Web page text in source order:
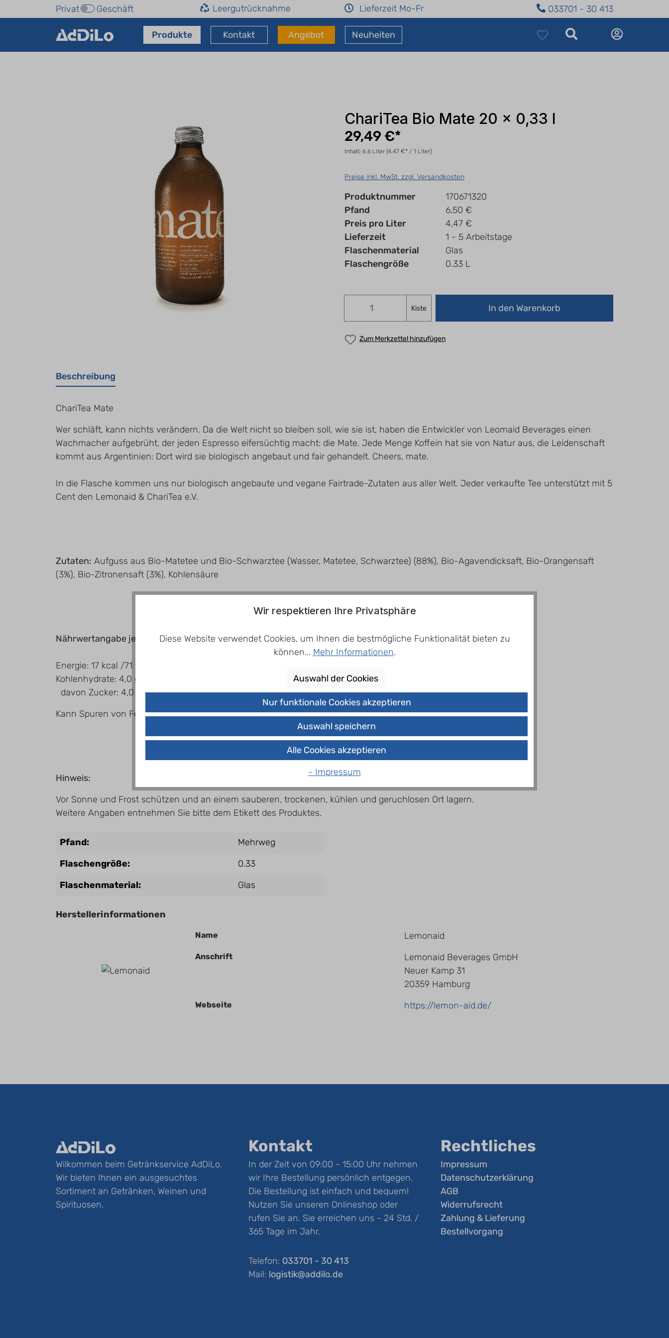
Privat Geschäft Leergutrücknahme Lieferzeit Mo-Fr 033701 - 30 413
Produkte Kontakt Angebot Neuheiten
ChariTea Bio Mate 20 x 0,33 l
29,49 €*
Inhalt: 6.6 Liter (4,47 €* / 1 Liter)
Preise inkl. MwSt. zzgl. Versandkosten
Produktnummer
170671320
Pfand
6,50 €
Preis pro Liter
4,47 €
Lieferzeit
1 - 5 Arbeitstage
Flaschenmaterial
Glas
Flaschengröße
0.33 L
Kiste In den Warenkorb
Zum Merkzettel hinzufügen
Beschreibung
ChariTea Mate
Wer schläft, kann nichts verändern. Da die Welt nicht so bleiben soll, wie sie ist, haben die Entwickler von Leomaid Beverages einen
Wachmacher aufgebrüht, der jeden Espresso eifersüchtig macht: die Mate. Jede Menge Koffein hat sie von Natur aus, die Leidenschaft
kommt aus Argentinien: Dort wird sie biologisch angebaut und fair gehandelt. Cheers, mate.
In die Flasche kommen uns nur biologisch angebaute und vegane Fairtrade-Zutaten aus aller Welt. Jeder verkaufte Tee unterstützt mit 5
Cent den Lemonaid & ChariTea e.V.
Zutaten: Aufguss aus Bio-Matetee und Bio-Schwarztee (Wasser, Matetee, Schwarztee) (88%), Bio-Agavendicksaft, Bio-Orangensaft
(3%), Bio-Zitronensaft (3%), Kohlensäure
Nährwertangabe je 100ml
Energie: 17 kcal /71 kJ
Kohlenhydrate: 4,0 g
davon Zucker: 4,0 g
Kann Spuren von Fett, gesättigten Fettsäuren, Eiweiß und Salz enthalten. DE-ÖKO-001
Hinweis:
Vor Sonne und Frost schützen und an einem sauberen, trockenen, kühlen und geruchlosen Ort lagern.
Weitere Angaben entnehmen Sie bitte dem Etikett des Produktes.
Pfand:
Mehrweg
Flaschengröße:
0.33
Flaschenmaterial:
Glas
Herstellerinformationen
Name Lemonaid
Anschrift
Lemonaid Beverages GmbH
Neuer Kamp 31
20359 Hamburg
Webseite https://lemon-aid.de/
Wilkommen beim Getränkservice AdDiLo.
Wir bieten Ihnen ein ausgesuchtes
Sortiment an Getränken, Weinen und
Spirituosen.
Kontakt
In der Zeit von 09:00 - 15:00 Uhr nehmen
wir Ihre Bestellung persönlich entgegen.
Die Bestellung ist einfach und bequem!
Nutzen Sie unseren Onlineshop oder
rufen Sie an. Sie erreichen uns - 24 Std. /
365 Tage im Jahr.
Telefon: 033701 - 30 413
Mail: logistik@addilo.de
Rechtliches
Impressum
Datenschutzerklärung
AGB
Widerrufsrecht
Zahlung & Lieferung
Bestellvorgang
Wir respektieren Ihre Privatsphäre
Diese Website verwendet Cookies, um Ihnen die bestmögliche Funktionalität bieten zu
können... Mehr Informationen.
Auswahl der Cookies
Nur funktionale Cookies akzeptieren
Auswahl speichern
Alle Cookies akzeptieren
- Impressum